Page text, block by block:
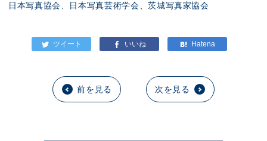
日本写真協会、日本写真芸術学会、茨城写真家協会
前を見る 次を見る